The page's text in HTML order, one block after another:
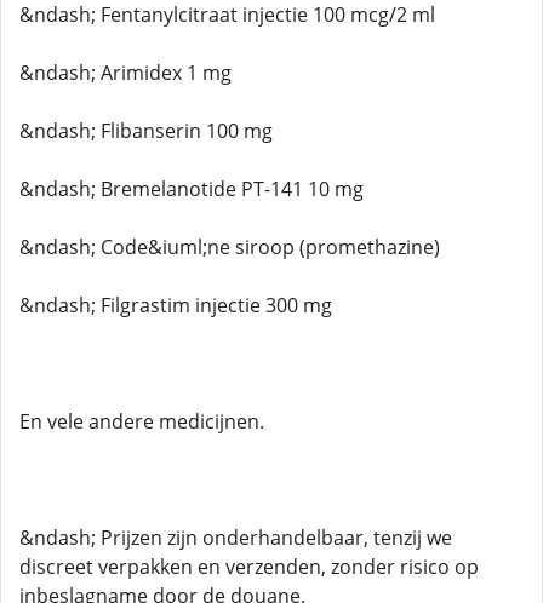
&ndash; Fentanylcitraat injectie 100 mcg/2 ml
&ndash; Arimidex 1 mg
&ndash; Flibanserin 100 mg
&ndash; Bremelanotide PT-141 10 mg
&ndash; Code&iuml;ne siroop (promethazine)
&ndash; Filgrastim injectie 300 mg
En vele andere medicijnen.
&ndash; Prijzen zijn onderhandelbaar, tenzij we
discreet verpakken en verzenden, zonder risico op
inbeslagname door de douane.